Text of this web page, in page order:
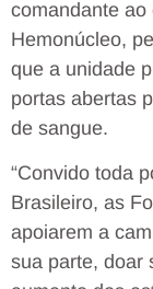
comandante
Hemonúcleo,
que a unidade
portas abertas
de sangue.
“Convido toda
Brasileiro, as
apoiarem a
sua parte, doar